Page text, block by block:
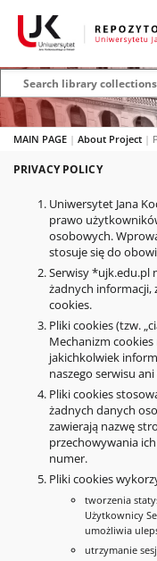
MAIN PAGE | About Project |
PRIVACY POLICY
Uniwersytet Jana
prawo
osobowych.
stosuje się do
Serwisy *ujk.edu.pl
żadnych informacji,
cookies.
Pliki cookies (tzw.
Mechanizm
jakichkolwiek
naszego serwisu
Pliki cookies
żadnych danych
zawierają nazwę
przechowywania
numer.
Pliki cookies
tworzenia
Użytkownicy
umożliwia
utrzymanie